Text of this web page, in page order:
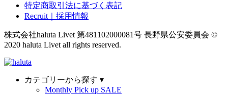
特定商取引法に基づく表記
Recruit｜採用情報
株式会社haluta Livet 第481102000081号 長野県公安委員会 ©
2020 haluta Livet all rights reserved.
カテゴリーから探す ▾
Monthly Pick up SALE